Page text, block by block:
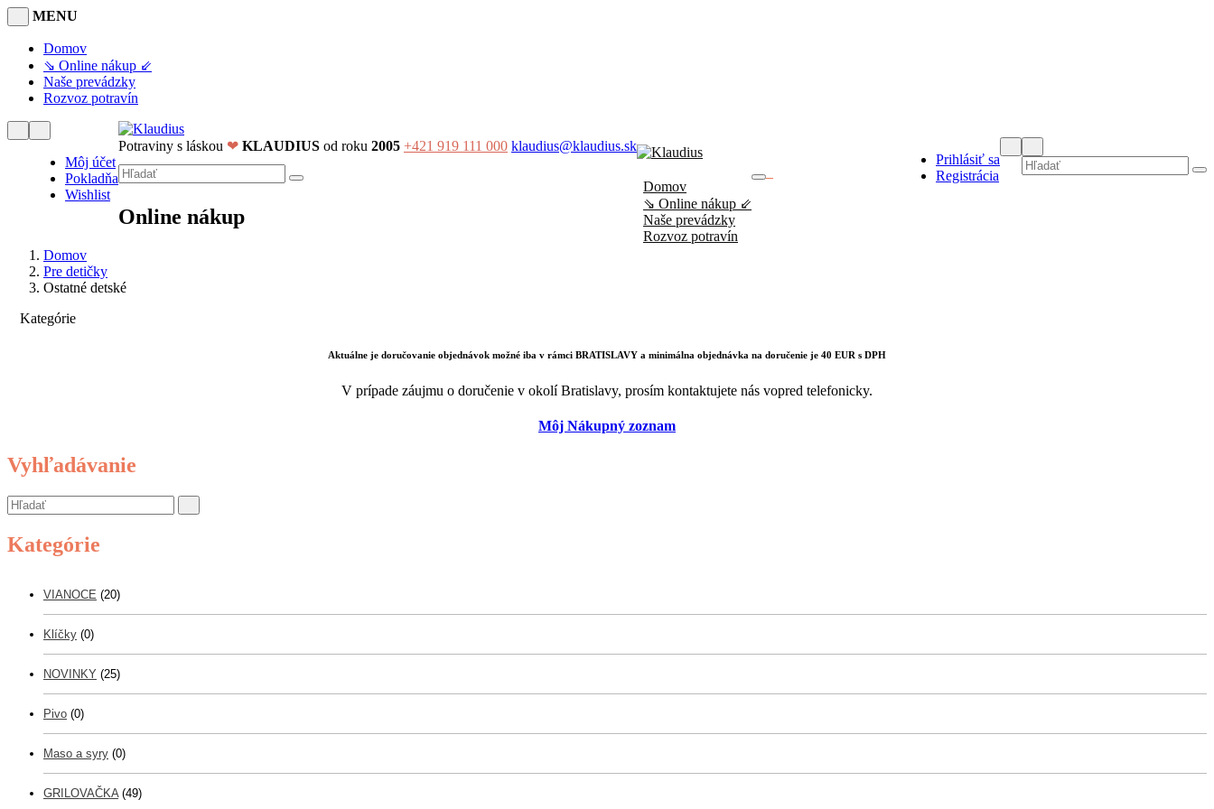
MENU
Domov
⇘ Online nákup ⇙
Naše prevádzky
Rozvoz potravín
Môj účet
Pokladňa
Wishlist
Potraviny s láskou ❤KLAUDIUS od roku2005 +421 919 111 000 klaudius@klaudius.sk
Prihlásiť sa
Registrácia
0
Domov
⇘ Online nákup ⇙
Naše prevádzky
Rozvoz potravín
Online nákup
Domov
Pre detičky
Ostatné detské
Kategórie
Aktuálne je doručovanie objednávok možné iba v rámci BRATISLAVY a minimálna objednávka na doručenie je 40 EUR s DPH
V prípade záujmu o doručenie v okolí Bratislavy, prosím kontaktujete nás vopred telefonicky.
Môj Nákupný zoznam
Vyhľadávanie
Kategórie
VIANOCE (20)
Klíčky (0)
NOVINKY (25)
Pivo (0)
Maso a syry (0)
GRILOVAČKA (49)